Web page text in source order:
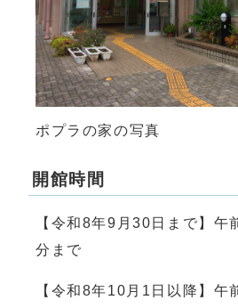
ポプラの家の写真
開館時間
【令和8年9月30日まで】午
分まで
【令和8年10月1日以降】午